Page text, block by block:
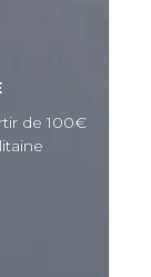
de 100€